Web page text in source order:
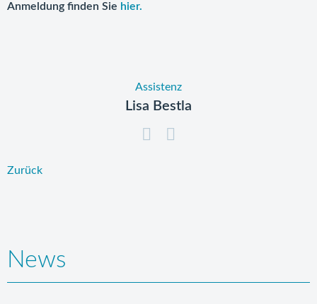
Anmeldung finden Sie hier.
Assistenz
Lisa Bestla
Zurück
News